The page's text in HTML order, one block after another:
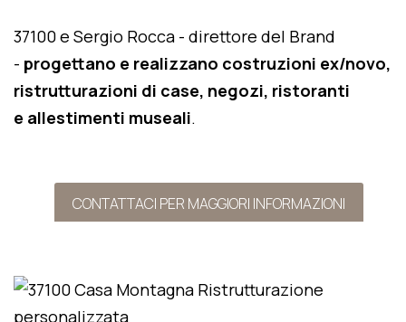
37100 e Sergio Rocca - direttore del Brand
- progettano e realizzano costruzioni ex/novo,
ristrutturazioni di case, negozi, ristoranti
e allestimenti museali.
CONTATTACI PER MAGGIORI INFORMAZIONI